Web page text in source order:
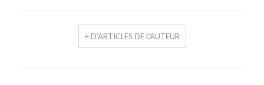
+ D'ARTICLES DE L'AUTEUR